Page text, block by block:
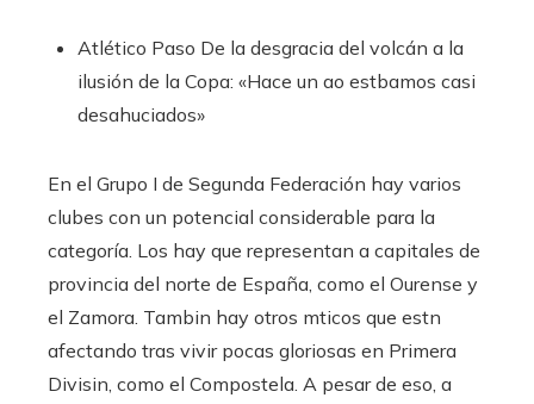
Atlético Paso De la desgracia del volcán a la
ilusión de la Copa: «Hace un ao estbamos casi
desahuciados»
En el Grupo I de Segunda Federación hay varios
clubes con un potencial considerable para la
categoría. Los hay que representan a capitales de
provincia del norte de España, como el Ourense y
el Zamora. Tambin hay otros mticos que estn
afectando tras vivir pocas gloriosas en Primera
Divisin, como el Compostela. A pesar de eso, a